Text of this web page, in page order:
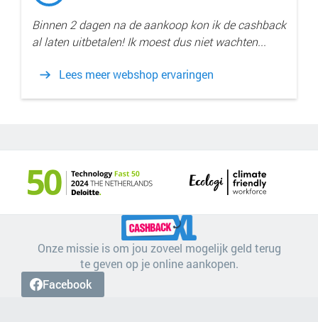
Binnen 2 dagen na de aankoop kon ik de cashback
al laten uitbetalen! Ik moest dus niet wachten...
Lees meer webshop ervaringen
Onze missie is om jou zoveel mogelijk geld terug
te geven op je online aankopen.
Facebook